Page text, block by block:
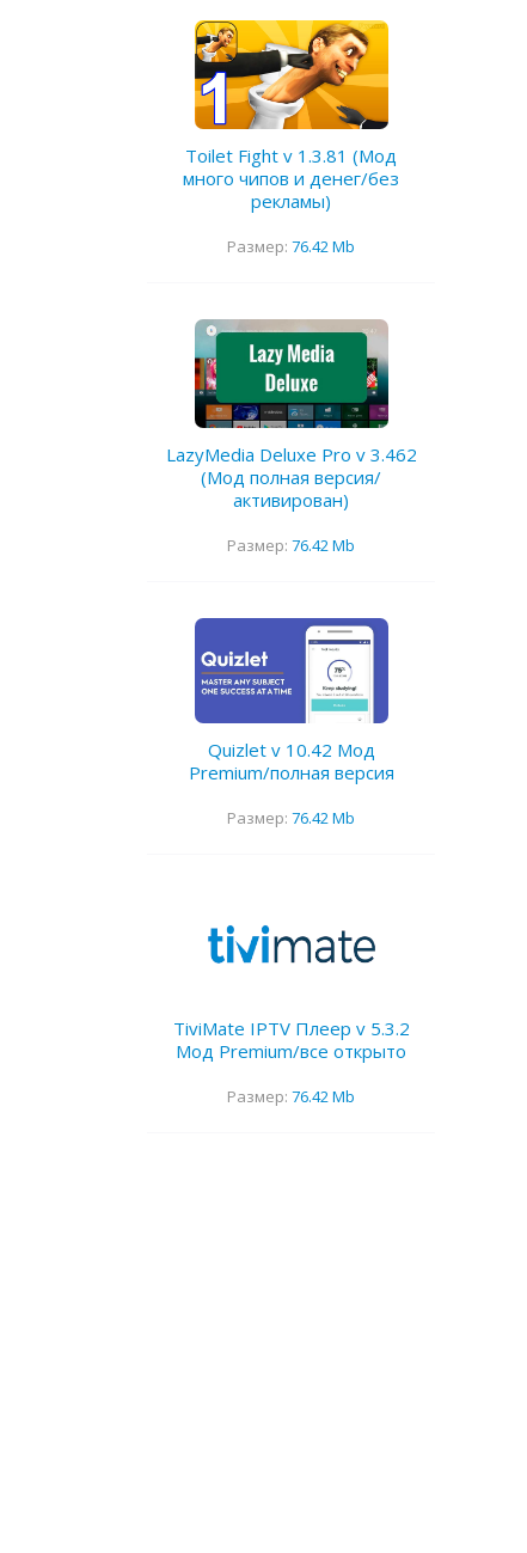
Toilet Fight v 1.3.81 (Мод
много чипов и денег/без
рекламы)
Размер: 76.42 Mb
LazyMedia Deluxe Pro v 3.462
(Мод полная версия/
активирован)
Размер: 76.42 Mb
Quizlet v 10.42 Мод
Premium/полная версия
Размер: 76.42 Mb
TiviMate IPTV Плеер v 5.3.2
Мод Premium/все открыто
Размер: 76.42 Mb